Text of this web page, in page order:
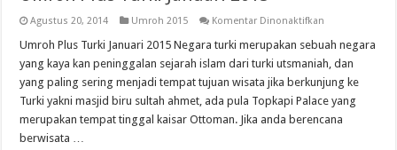
Agustus 20, 2014 Umroh 2015 Komentar Dinonaktifkan
Plus
Januari
2015
Umroh Plus Turki Januari 2015 Negara turki merupakan sebuah negara
yang kaya kan peninggalan sejarah islam dari turki utsmaniah, dan
yang paling sering menjadi tempat tujuan wisata jika berkunjung ke
Turki yakni masjid biru sultah ahmet, ada pula Topkapi Palace yang
merupakan tempat tinggal kaisar Ottoman. Jika anda berencana
berwisata …